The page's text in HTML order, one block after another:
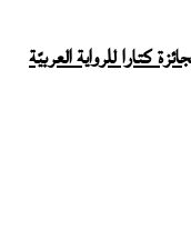
كتارا للرواية العربيّة